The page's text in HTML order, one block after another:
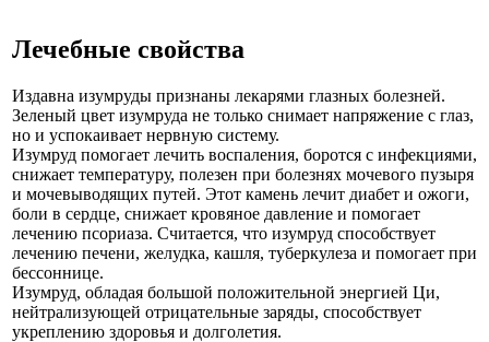
Лечебные свойства
Издавна изумруды признаны лекарями глазных болезней.
Зеленый цвет изумруда не только снимает напряжение с глаз,
но и успокаивает нервную систему.
Изумруд помогает лечить воспаления, боротся с инфекциями,
снижает температуру, полезен при болезнях мочевого пузыря
и мочевыводящих путей. Этот камень лечит диабет и ожоги,
боли в сердце, снижает кровяное давление и помогает
лечению псориаза. Считается, что изумруд способствует
лечению печени, желудка, кашля, туберкулеза и помогает при
бессоннице.
Изумруд, обладая большой положительной энергией Ци,
нейтрализующей отрицательные заряды, способствует
укреплению здоровья и долголетия.